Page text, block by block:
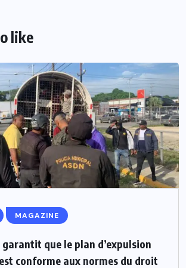
like
MAGAZINE
que le plan d’expulsion
conforme aux normes du droit